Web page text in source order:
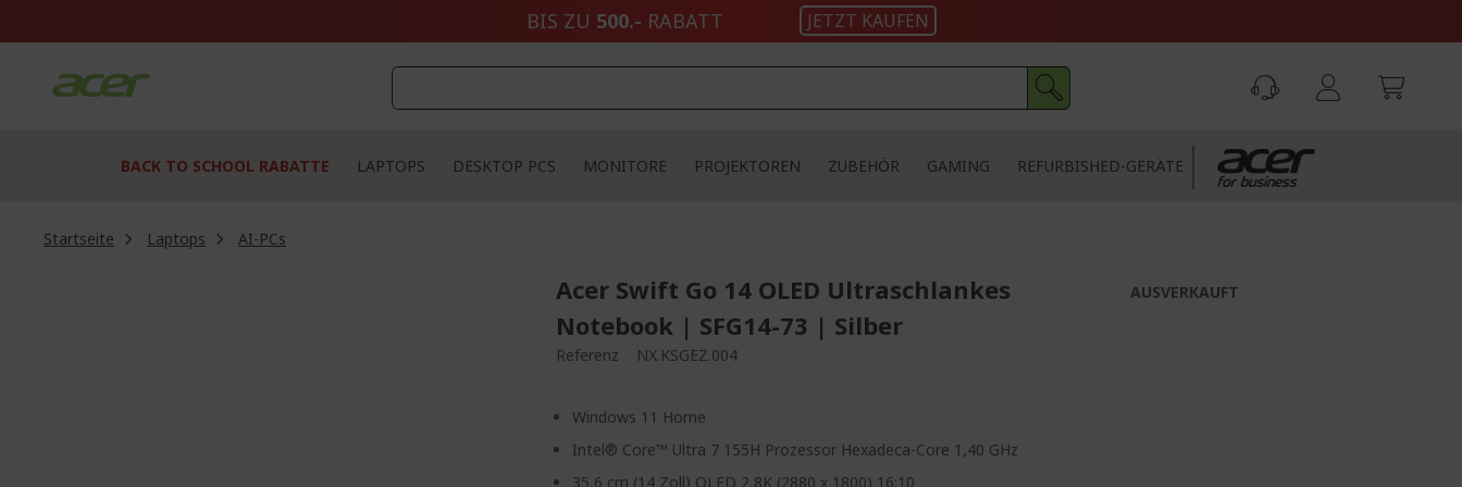
BIS ZU 500.- RABATT JETZT KAUFEN
BACK TO SCHOOL RABATTE LAPTOPS DESKTOP PCS MONITORE PROJEKTOREN ZUBEHÖR GAMING REFURBISHED-GERÄTE
Startseite Laptops
AI-PCs
Acer Swift Go 14 OLED Ultraschlankes
Notebook | SFG14-73 | Silber
Referenz NX.KSGEZ.004
Windows 11 Home
Intel® Core™ Ultra 7 155H Prozessor Hexadeca-Core 1,40 GHz
35,6 cm (14 Zoll) OLED 2,8K (2880 x 1800) 16:10
AUSVERKAUFT